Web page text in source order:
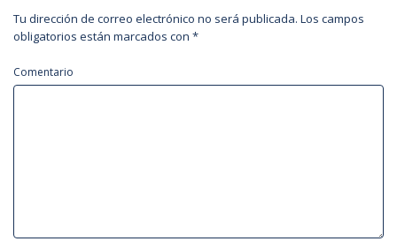
Tu dirección de correo electrónico no será publicada. Los campos
obligatorios están marcados con *
Comentario